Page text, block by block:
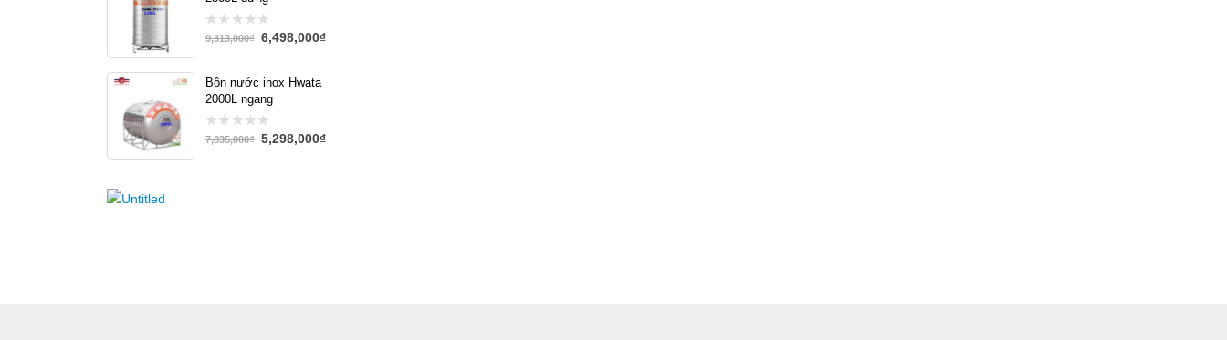
0
9,313,000₫ 6,498,000₫
Bồn nước inox Hwata
2000L ngang
0
7,835,000₫ 5,298,000₫